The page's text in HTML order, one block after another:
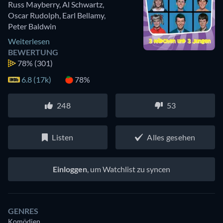
Russ Mayberry, Al Schwartz
Oscar Rudolph Earl Bellamy,
Peter Baldwin
Weiterlesen
BEWERTUNG
78% (301)
6.8 (17k)
78%
248 53
Listen Alles gesehen
Einloggen , um Watchlist zu syncen
GENRES
Komödien